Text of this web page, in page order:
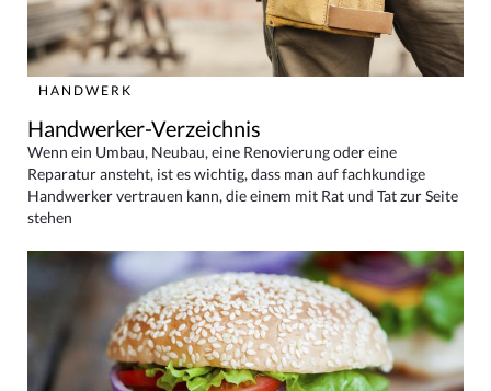
HANDWERK
Handwerker-Verzeichnis
Wenn ein Umbau, Neubau, eine Renovierung oder eine
Reparatur ansteht, ist es wichtig, dass man auf fachkundige
Handwerker vertrauen kann, die einem mit Rat und Tat zur Seite
stehen